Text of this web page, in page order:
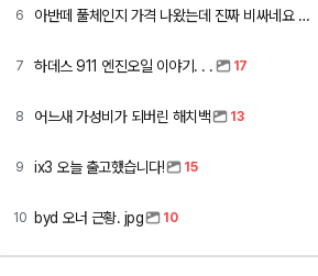
6 아반떼 풀체인지 가격 나왔는데 진짜 비싸네요 ㅎㅎ
7 하데스 911 엔진오일 이야기. . . 17
8 어느새 가성비가 되버린 해치백 13
9 ix3 오늘 출고했습니다! 15
10 byd 오너 근황. jpg 10